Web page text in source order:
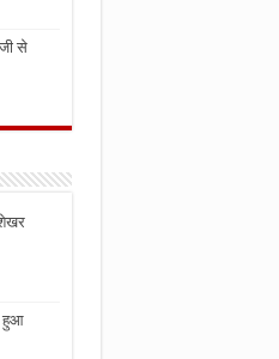
से
हुआ